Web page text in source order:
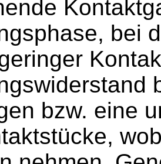
bei
bzw. eine